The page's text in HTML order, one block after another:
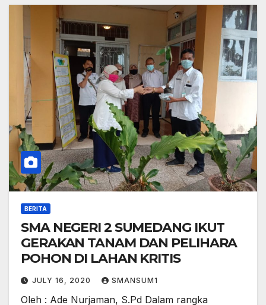
BERITA
SMA NEGERI 2 SUMEDANG IKUT
GERAKAN TANAM DAN PELIHARA
POHON DI LAHAN KRITIS
JULY 16, 2020 SMANSUM1
Oleh : Ade Nurjaman, S.Pd Dalam rangka